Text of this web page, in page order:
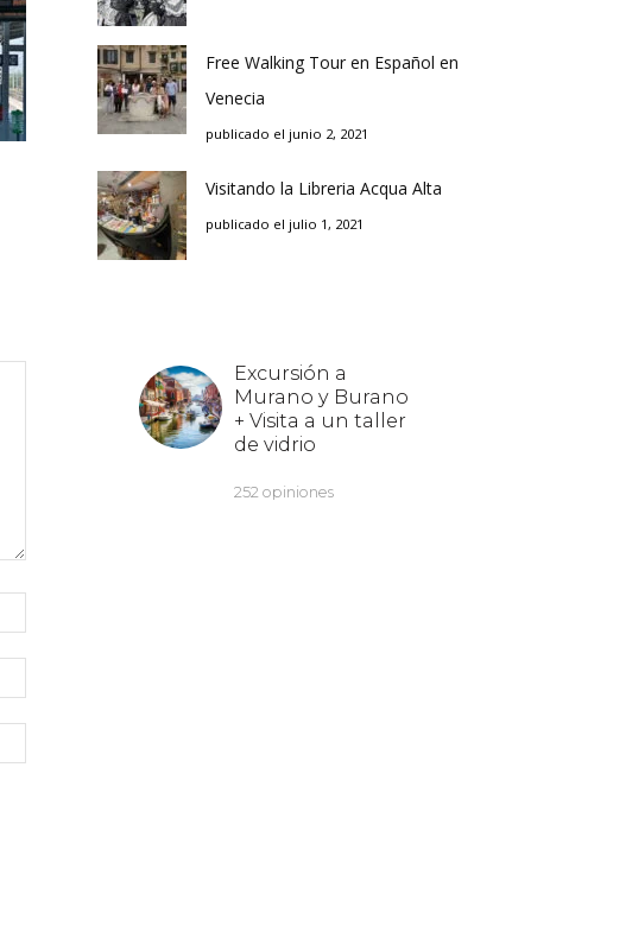
Free Walking Tour en Español en
Venecia
publicado el junio 2, 2021
Visitando la Libreria Acqua Alta
publicado el julio 1, 2021